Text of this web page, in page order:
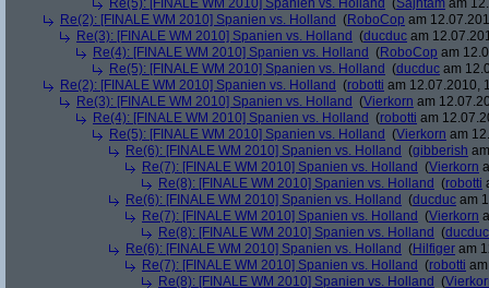
Re(5): [FINALE WM 2010] Spanien vs. Holland (Sajhtam am
Re(2): [FINALE WM 2010] Spanien vs. Holland (RoboCop am
Re(3): [FINALE WM 2010] Spanien vs. Holland (ducduc am
Re(4): [FINALE WM 2010] Spanien vs. Holland (RoboCop am
Re(5): [FINALE WM 2010] Spanien vs. Holland (ducduc am
Re(2): [FINALE WM 2010] Spanien vs. Holland (robotti am 12.07.2010,
Re(3): [FINALE WM 2010] Spanien vs. Holland (Vierkorn am
Re(4): [FINALE WM 2010] Spanien vs. Holland (robotti am
Re(5): [FINALE WM 2010] Spanien vs. Holland (Vierkorn am
Re(6): [FINALE WM 2010] Spanien vs. Holland (gibberish
Re(7): [FINALE WM 2010] Spanien vs. Holland (Vierkorn
Re(8): [FINALE WM 2010] Spanien vs. Holland (robotti
Re(6): [FINALE WM 2010] Spanien vs. Holland (ducduc am
Re(7): [FINALE WM 2010] Spanien vs. Holland (Vierkorn
Re(8): [FINALE WM 2010] Spanien vs. Holland (ducduc
Re(6): [FINALE WM 2010] Spanien vs. Holland (Hilfiger am
Re(7): [FINALE WM 2010] Spanien vs. Holland (robotti
Re(8): [FINALE WM 2010] Spanien vs. Holland (